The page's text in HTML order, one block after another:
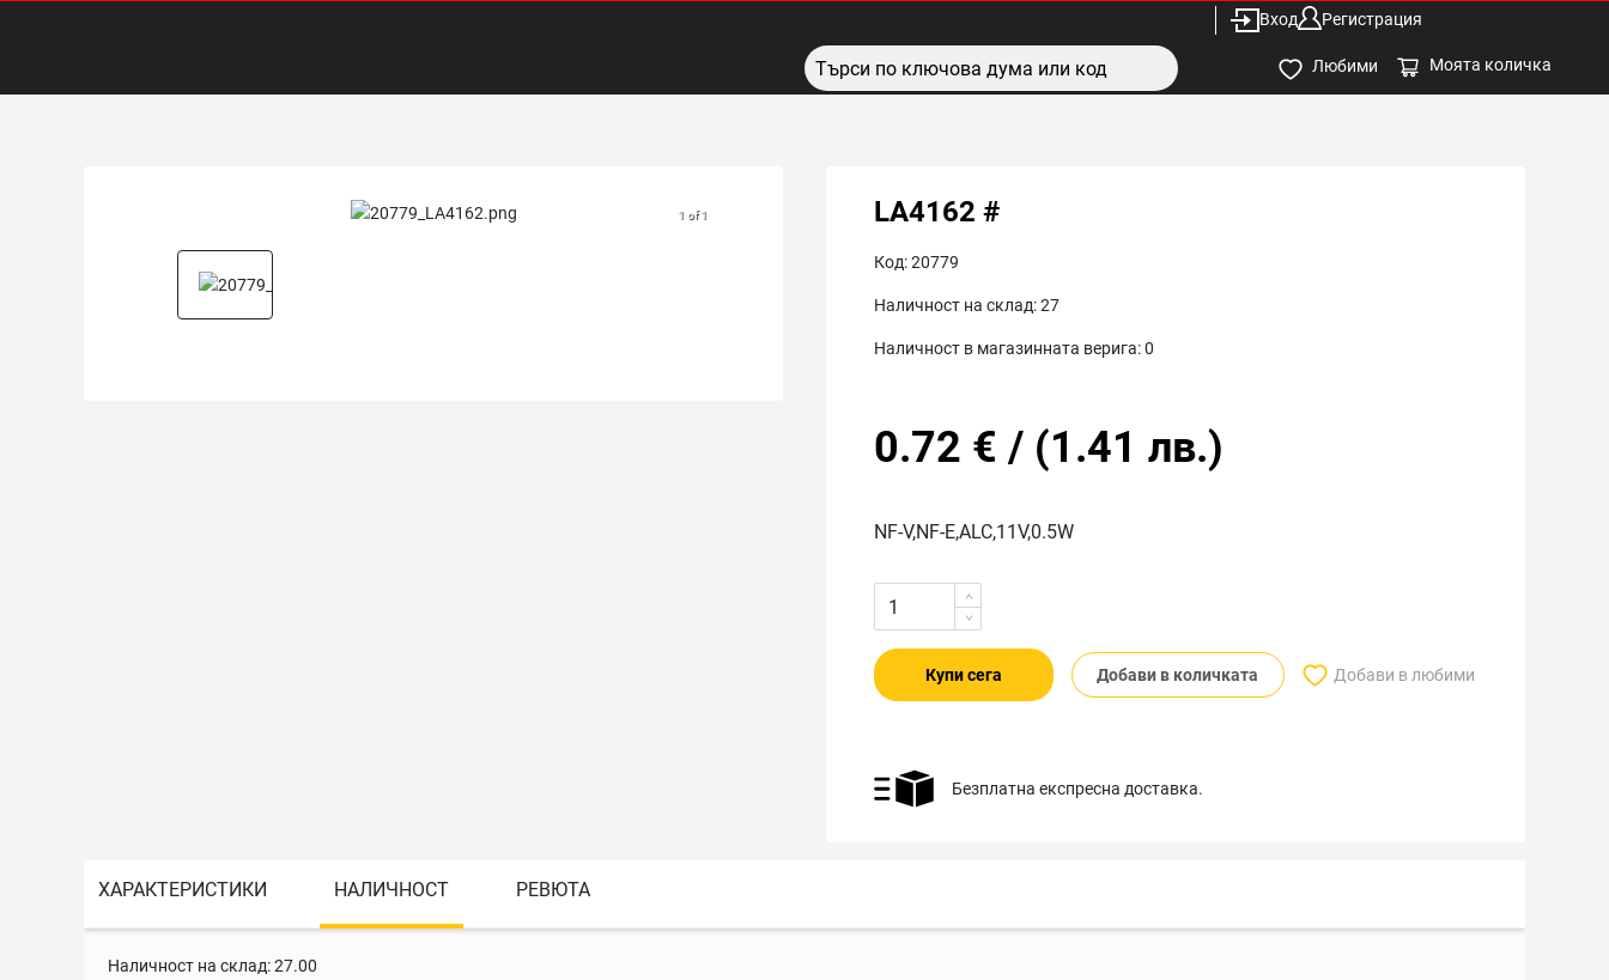
Вход Регистрация
Любими Моята количка
1 of 1 LA4162 #
Код:20779
Наличност на склад:27
Наличност в магазинната верига:0
0.72 € / (1.41 лв.)
NF-V,NF-E,ALC,11V,0.5W
Купи сега Добави в количката Добави в любими
Безплатна експресна доставка.
ХАРАКТЕРИСТИКИ НАЛИЧНОСТ РЕВЮТА
Наличност на склад:27.00